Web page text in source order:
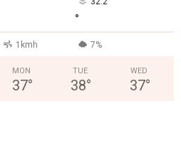
°
1kmh 7%
MON
37°
TUE
38°
WED
37°